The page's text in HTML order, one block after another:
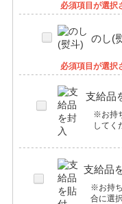
必須項目が選択
のし(
必須項目が選択
支給品
※お持
してく
支給品
※お持
合に選